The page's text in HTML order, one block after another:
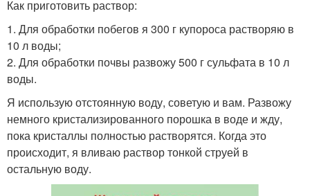
Как приготовить раствор:
1. Для обработки побегов я 300 г купороса растворяю в
10 л воды;
2. Для обработки почвы развожу 500 г сульфата в 10 л
воды.
Я использую отстоянную воду, советую и вам. Развожу
немного кристализированного порошка в воде и жду,
пока кристаллы полностью растворятся. Когда это
происходит, я вливаю раствор тонкой струей в
остальную воду.